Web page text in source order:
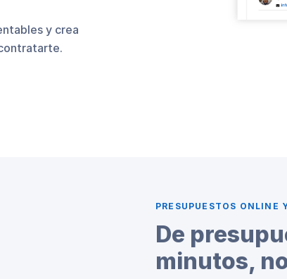
y crea
PRESUPUESTOS ONLINE
De
minutos,